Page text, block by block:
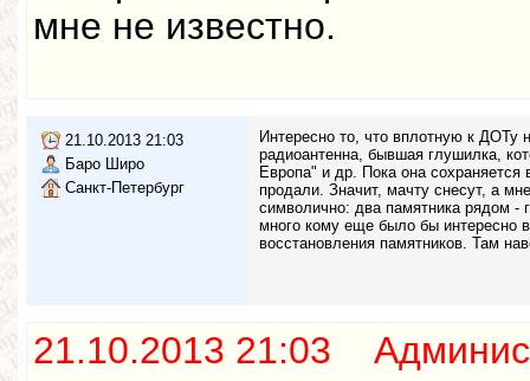
мне не известно.
21.10.2013 21:03
Баро Широ
Санкт-Петербург
Интересно то, что вплотную к ДОТу
радиоантенна, бывшая глушилка,
Европа" и др. Пока она сохраняется
продали. Значит, мачту снесут, а
символично: два памятника рядом -
много кому еще было бы интересно
восстановления памятников. Там
21.10.2013 21:03